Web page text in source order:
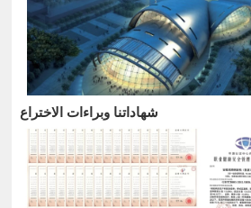
شهاداتنا وبراءات الاختراع